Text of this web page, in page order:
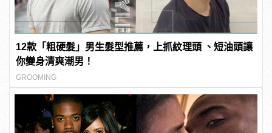
12款「粗硬髮」男生髮型推薦，上抓紋理頭 、短油頭讓
你變身清爽潮男！
GROOMING